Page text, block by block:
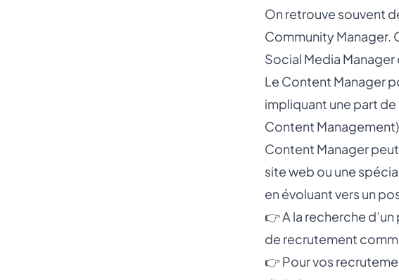
On retrouve souvent
Community Manager.
Social Media Manager
Le Content Manager
impliquant une part
Content
Content Manager
site web ou une
en évoluant vers un
👉 A la recherche
de recrutement
👉 Pour vos